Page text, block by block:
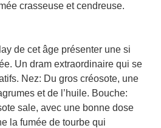
crasseuse et cendreuse.
de cet âge présenter une si
Un dram extraordinaire qui se
Nez: Du gros créosote, une
et de l’huile. Bouche:
sale, avec une bonne dose
la fumée de tourbe qui